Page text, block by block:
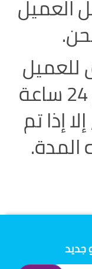
العميل
للعميل
إلغاء الطلب خلال 24 ساعة
إذا تم
جديد